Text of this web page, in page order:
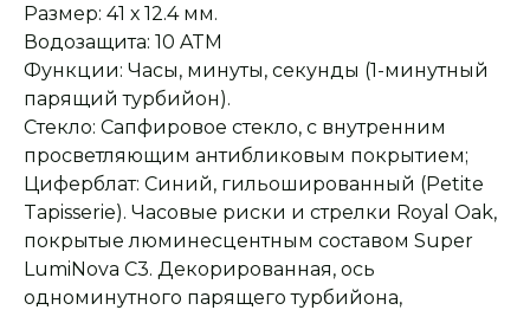
Размер: 41 х 12.4 мм.
Водозащита: 10 ATM
Функции: Часы, минуты, секунды (1-минутный
парящий турбийон).
Стекло: Сапфировое стекло, с внутренним
просветляющим антибликовым покрытием;
Циферблат: Синий, гильошированный (Petite
Tapisserie). Часовые риски и стрелки Royal Oak,
покрытые люминесцентным составом Super
LumiNova С3. Декорированная, ось
одноминутного парящего турбийона,